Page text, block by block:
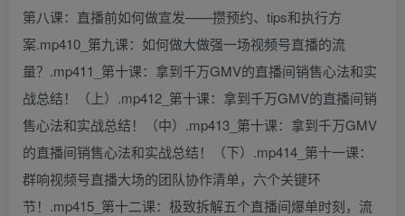
第八课：直播前如何做宣发——攒预约、tips和执行方
案.mp410_第九课：如何做大做强一场视频号直播的流
量？.mp411_第十课：拿到千万GMV的直播间销售心法和实
战总结！（上）.mp412_第十课：拿到千万GMV的直播间销
售心法和实战总结！（中）.mp413_第十课：拿到千万GMV
的直播间销售心法和实战总结！（下）.mp414_第十一课：
群响视频号直播大场的团队协作清单，六个关键环
节！.mp415_第十二课：极致拆解五个直播间爆单时刻，流